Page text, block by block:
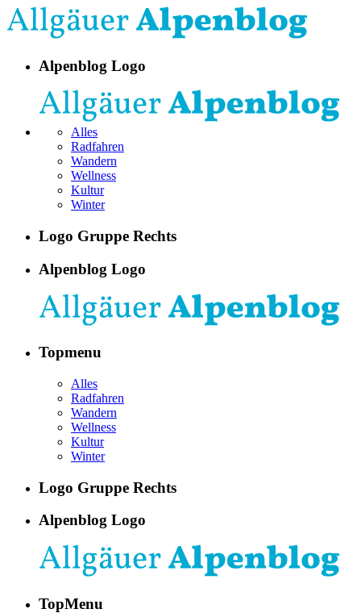
Alpenblog Logo
Alles
Radfahren
Wandern
Wellness
Kultur
Winter
Logo Gruppe Rechts
Alpenblog Logo
Topmenu
Alles
Radfahren
Wandern
Wellness
Kultur
Winter
Logo Gruppe Rechts
Alpenblog Logo
TopMenu